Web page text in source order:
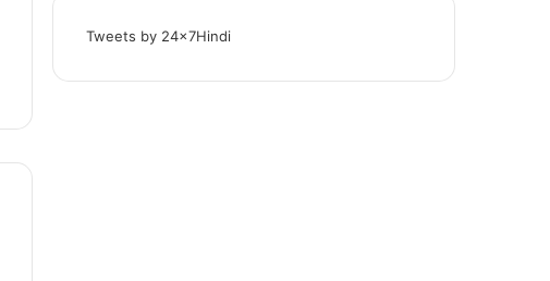
Tweets by 24x7Hindi